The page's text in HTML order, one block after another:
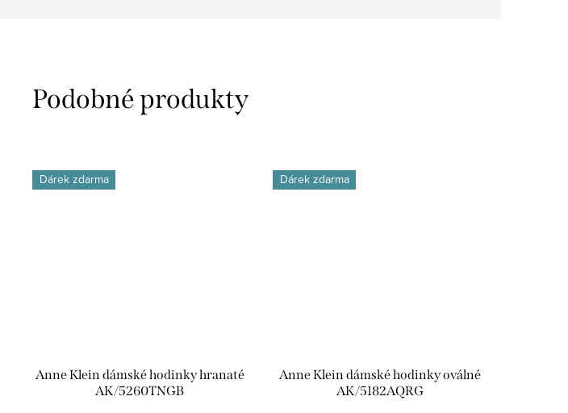
Dárek zdarma
Anne Klein dámské hodinky hranaté
AK/5260TNGB
Dárek zdarma
Anne Klein dámské hodinky oválné
AK/5182AQRG